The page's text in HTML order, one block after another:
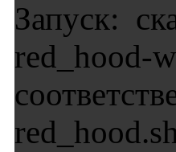
Запуск:
red_hood-